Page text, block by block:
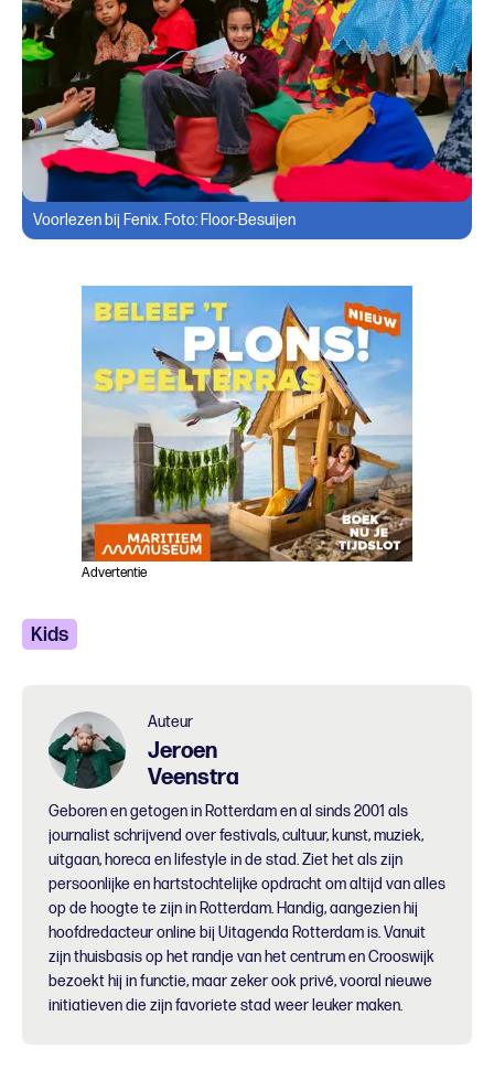
Voorlezen bij Fenix. Foto: Floor-Besuijen
Advertentie
Kids
Auteur
Jeroen
Veenstra
Geboren en getogen in Rotterdam en al sinds 2001 als
journalist schrijvend over festivals, cultuur, kunst, muziek,
uitgaan, horeca en lifestyle in de stad. Ziet het als zijn
persoonlijke en hartstochtelijke opdracht om altijd van alles
op de hoogte te zijn in Rotterdam. Handig, aangezien hij
hoofdredacteur online bij Uitagenda Rotterdam is. Vanuit
zijn thuisbasis op het randje van het centrum en Crooswijk
bezoekt hij in functie, maar zeker ook privé, vooral nieuwe
initiatieven die zijn favoriete stad weer leuker maken.